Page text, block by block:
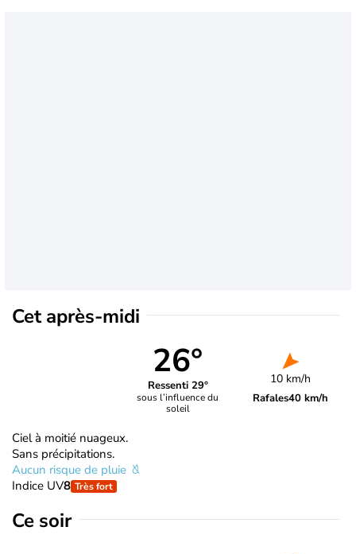
Cet après-midi
26°
Ressenti 29°
sous l’influence du
soleil
10 km/h
Rafales40 km/h
Ciel à moitié nuageux.
Sans précipitations.
Aucun risque de pluie
Indice UV8 Très fort
Ce soir